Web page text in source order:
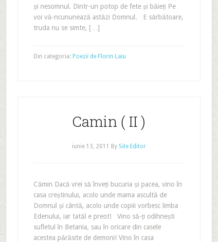
și nesomnul. Dintr-un potop de fete și băieți Pe
voi vă-ncununează astăzi Domnul. E sărbătoare,
truda nu se simte, […]
Din categoria: Poezii de Florin Laiu
Camin ( II )
iunie 13, 2011 By Site Editor
Cămin Dacă vrei să înveți bucuria și pacea, vino în
casa creștinului, acolo unde mama ascultă de
Domnul și cântă, acolo unde copiii vorbesc limba
Edenului, iar tatăl e preot! Vino să-ți odihnești
sufletul în Betania, sau în oricare din casele
acestea părăsite de demoni! Vino în casa